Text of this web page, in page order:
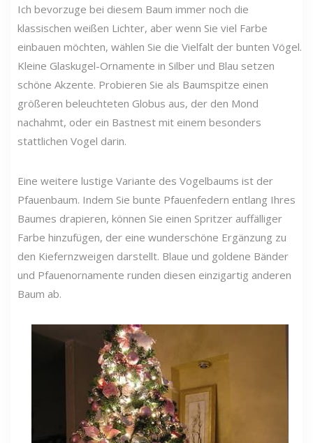
Ich bevorzuge bei diesem Baum immer noch die
klassischen weißen Lichter, aber wenn Sie viel Farbe
einbauen möchten, wählen Sie die Vielfalt der bunten Vögel.
Kleine Glaskugel-Ornamente in Silber und Blau setzen
schöne Akzente. Probieren Sie als Baumspitze einen
größeren beleuchteten Globus aus, der den Mond
nachahmt, oder ein Bastnest mit einem besonders
stattlichen Vogel darin.
Eine weitere lustige Variante des Vogelbaums ist der
Pfauenbaum. Indem Sie bunte Pfauenfedern entlang Ihres
Baumes drapieren, können Sie einen Spritzer auffälliger
Farbe hinzufügen, der eine wunderschöne Ergänzung zu
den Kiefernzweigen darstellt. Blaue und goldene Bänder
und Pfauenornamente runden diesen einzigartig anderen
Baum ab.